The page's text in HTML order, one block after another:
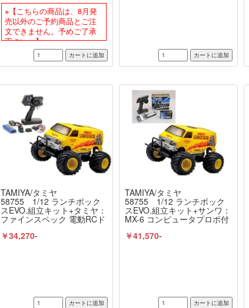
立） ≪ラジコン≫
※【こちらの商品は、8月発
売以外のご予約商品とご注
文できません。予めご了承
下さい。】
TAMIYA/タミヤ
58755 1/12 ランチボック
スEVO.組立キット+タミヤ：
ファインスペック 電動RCド
ラジコン≫
￥34,270-
TAMIYA/タミヤ
58755 1/12 ランチボック
スEVO.組立キット+サンワ：
MX-6 コンピュータプロポ付
（未組立） ≪ラジコン≫
￥41,570-